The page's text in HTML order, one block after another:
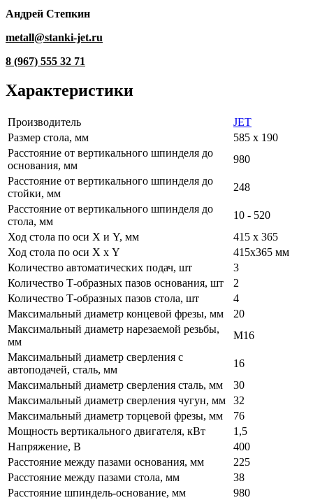
Андрей Степкин
metall@stanki-jet.ru
8 (967) 555 32 71
Характеристики
Производитель
JET
Размер стола, мм
585 x 190
Расстояние от вертикального шпинделя до
основания, мм
980
Расстояние от вертикального шпинделя до
стойки, мм
248
Расстояние от вертикального шпинделя до
стола, мм
10 - 520
Ход стола по оси X и Y, мм
415 x 365
Ход стола по оси X х Y
415x365 мм
Количество автоматических подач, шт
3
Количество Т-образных пазов основания, шт
2
Количество Т-образных пазов стола, шт
4
Максимальный диаметр концевой фрезы, мм
20
Максимальный диаметр нарезаемой резьбы,
мм
M16
Максимальный диаметр сверления с
автоподачей, сталь, мм
16
Максимальный диаметр сверления сталь, мм
30
Максимальный диаметр сверления чугун, мм
32
Максимальный диаметр торцевой фрезы, мм
76
Мощность вертикального двигателя, кВт
1,5
Напряжение, В
400
Расстояние между пазами основания, мм
225
Расстояние между пазами стола, мм
38
Расстояние шпиндель-основание, мм
980